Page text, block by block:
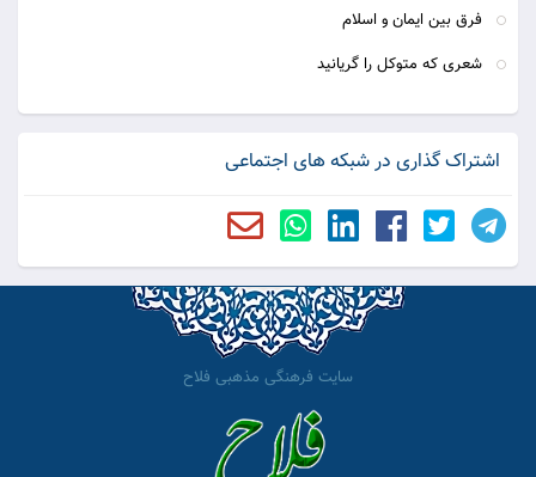
فرق بین ایمان و اسلام
شعری كه متوكل را گریانید
اشتراک گذاری در شبکه های اجتماعی
سایت فرهنگی مذهبی فلاح